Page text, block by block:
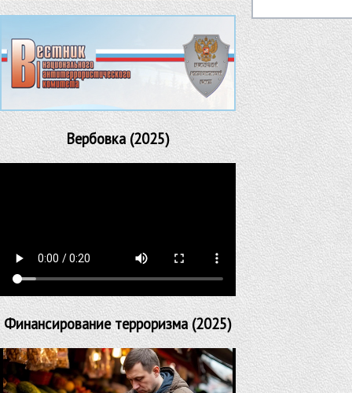
Вербовка (2025)
Финансирование терроризма (2025)